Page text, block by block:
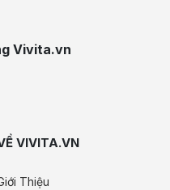
Vivita.vn
VIVITA.VN
Thiệu